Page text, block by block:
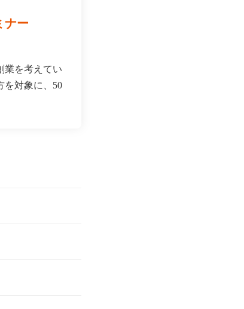
ナー
業を考えてい
を対象に、50